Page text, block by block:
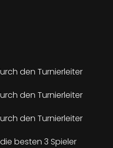
den Turnierleiter
den Turnierleiter
den Turnierleiter
besten 3 Spieler